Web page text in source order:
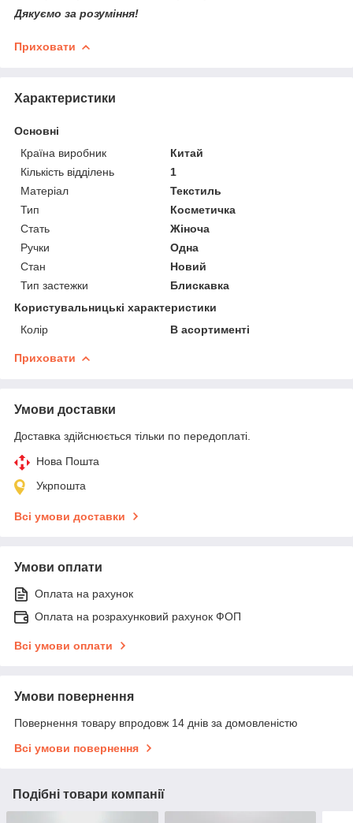
Дякуємо за розуміння!
Приховати
Характеристики
Основні
Країна виробник
Китай
Кількість відділень
1
Матеріал
Текстиль
Тип
Косметичка
Стать
Жіноча
Ручки
Одна
Стан
Новий
Тип застежки
Блискавка
Користувальницькі характеристики
Колір
В асортименті
Приховати
Умови доставки
Доставка здійснюється тільки по передоплаті.
Нова Пошта
Укрпошта
Всі умови доставки
Умови оплати
Оплата на рахунок
Оплата на розрахунковий рахунок ФОП
Всі умови оплати
Умови повернення
Повернення товару впродовж 14 днів за домовленістю
Всі умови повернення
Подібні товари компанії